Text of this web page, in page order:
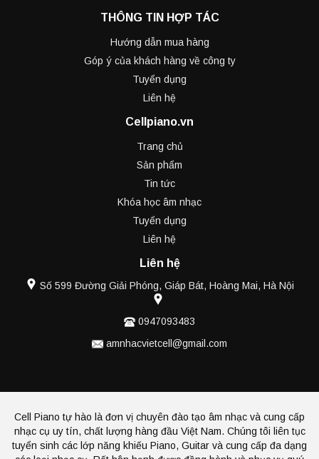
THÔNG TIN HỢP TÁC
Hướng dẫn mua hàng
Góp ý của khách hàng về công ty
Tuyển dụng
Liên hệ
Cellpiano.vn
Trang chủ
Sản phẩm
Tin tức
Khóa học âm nhạc
Tuyển dụng
Liên hệ
Liên hệ
Số 599 Đường Giải Phóng, Giáp Bát, Hoàng Mai, Hà Nội
0947093483
amnhacvietcell@gmail.com
Cell Piano tự hào là đơn vị chuyên đào tạo âm nhạc và cung cấp
nhạc cụ uy tín, chất lượng hàng đầu Việt Nam. Chúng tôi liên tục
tuyển sinh các lớp năng khiếu Piano, Guitar và cung cấp đa dạng